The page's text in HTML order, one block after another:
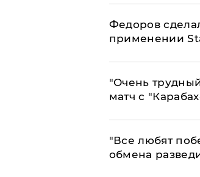
Федоров
применении
"Очень
матч с
​"Все любят
обмена